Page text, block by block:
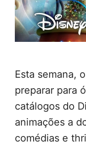
Esta semana,
preparar para
catálogos do
animações a
comédias e